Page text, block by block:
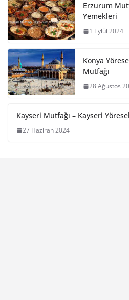
Erzurum
Yemekleri
1 Eylül 2024
Konya
Mutfağı
28 Ağustos
Kayseri Mutfağı – Kayseri
27 Haziran 2024